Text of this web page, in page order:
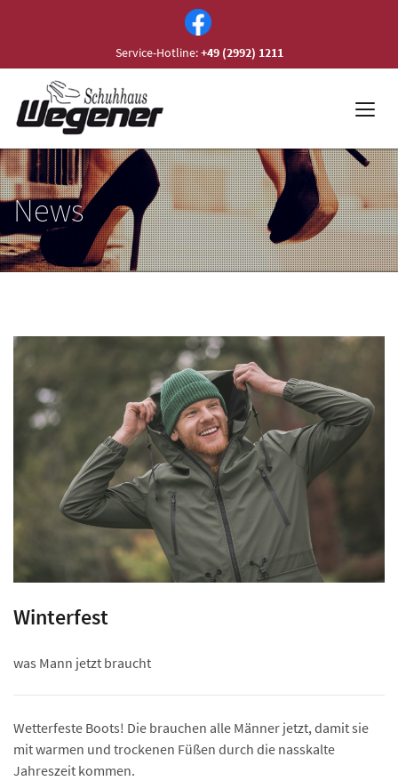
Service-Hotline:+49 (2992) 1211
News
Winterfest
was Mann jetzt braucht
Wetterfeste Boots! Die brauchen alle Männer jetzt, damit sie
mit warmen und trockenen Füßen durch die nasskalte
Jahreszeit kommen.